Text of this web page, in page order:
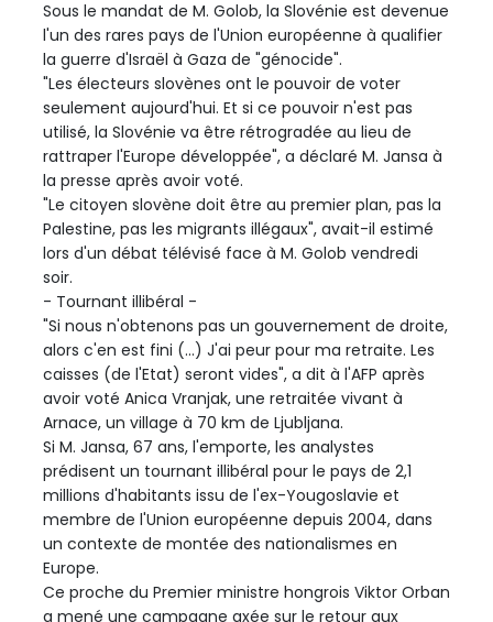
Sous le mandat de M. Golob, la Slovénie est devenue
l'un des rares pays de l'Union européenne à qualifier
la guerre d'Israël à Gaza de "génocide".
"Les électeurs slovènes ont le pouvoir de voter
seulement aujourd'hui. Et si ce pouvoir n'est pas
utilisé, la Slovénie va être rétrogradée au lieu de
rattraper l'Europe développée", a déclaré M. Jansa à
la presse après avoir voté.
"Le citoyen slovène doit être au premier plan, pas la
Palestine, pas les migrants illégaux", avait-il estimé
lors d'un débat télévisé face à M. Golob vendredi
soir.
- Tournant illibéral -
"Si nous n'obtenons pas un gouvernement de droite,
alors c'en est fini (...) J'ai peur pour ma retraite. Les
caisses (de l'Etat) seront vides", a dit à l'AFP après
avoir voté Anica Vranjak, une retraitée vivant à
Arnace, un village à 70 km de Ljubljana.
Si M. Jansa, 67 ans, l'emporte, les analystes
prédisent un tournant illibéral pour le pays de 2,1
millions d'habitants issu de l'ex-Yougoslavie et
membre de l'Union européenne depuis 2004, dans
un contexte de montée des nationalismes en
Europe.
Ce proche du Premier ministre hongrois Viktor Orban
a mené une campagne axée sur le retour aux